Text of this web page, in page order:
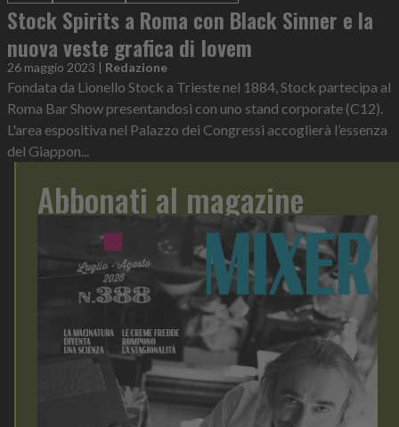
Stock Spirits a Roma con Black Sinner e la
nuova veste grafica di Iovem
26 maggio 2023 | Redazione
Fondata da Lionello Stock a Trieste nel 1884, Stock partecipa al
Roma Bar Show presentandosi con uno stand corporate (C12).
L'area espositiva nel Palazzo dei Congressi accoglierà l’essenza
del Giappon...
Abbonati al magazine